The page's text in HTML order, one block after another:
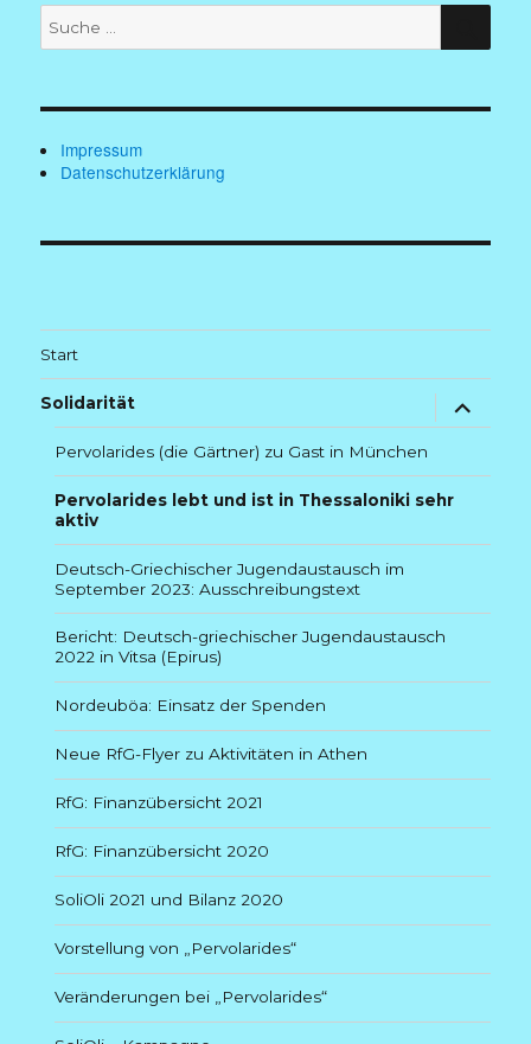
Suche
nach:
Impressum
Datenschutzerklärung
Start
Solidarität
Untermenü
anzeigen
Pervolarides (die Gärtner) zu Gast in München
Pervolarides lebt und ist in Thessaloniki sehr
aktiv
Deutsch-Griechischer Jugendaustausch im
September 2023: Ausschreibungstext
Bericht: Deutsch-griechischer Jugendaustausch
2022 in Vitsa (Epirus)
Nordeuböa: Einsatz der Spenden
Neue RfG-Flyer zu Aktivitäten in Athen
RfG: Finanzübersicht 2021
RfG: Finanzübersicht 2020
SoliOli 2021 und Bilanz 2020
Vorstellung von „Pervolarides“
Veränderungen bei „Pervolarides“